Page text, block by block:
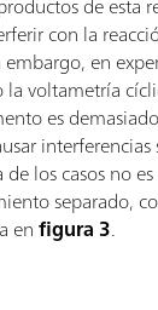
con la
embargo, en
voltametría
es
los casos no
separado,
enfigura 3.